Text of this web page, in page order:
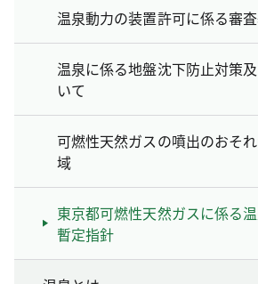
温泉動力の装置許可に係る審
温泉に係る地盤沈下防止対策
いて
可燃性天然ガスの噴出のおそ
域
東京都可燃性天然ガスに係る
暫定指針